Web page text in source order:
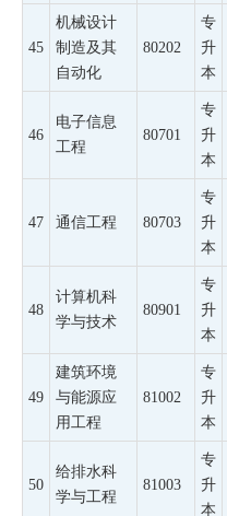
45
机械设计
制造及其
自动化
80202
专
升
本
46
电子信息
工程
80701
专
升
本
47 通信工程 80703
专
升
本
48
计算机科
学与技术
80901
专
升
本
49
建筑环境
与能源应
用工程
81002
专
升
本
50
给排水科
学与工程
81003
专
升
本